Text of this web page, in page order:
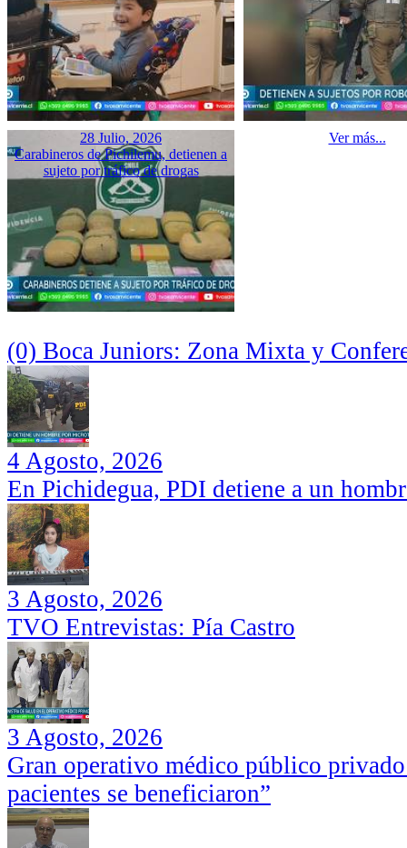
28 Julio, 2026
Carabineros de Pichilemu, detienen a
sujeto por tráfico de drogas
Ver más...
(0) Boca Juniors: Zona Mixta y
4 Agosto, 2026
En Pichidegua, PDI detiene a un
3 Agosto, 2026
TVO Entrevistas: Pía Castro
3 Agosto, 2026
Gran operativo médico público
pacientes se beneficiaron”